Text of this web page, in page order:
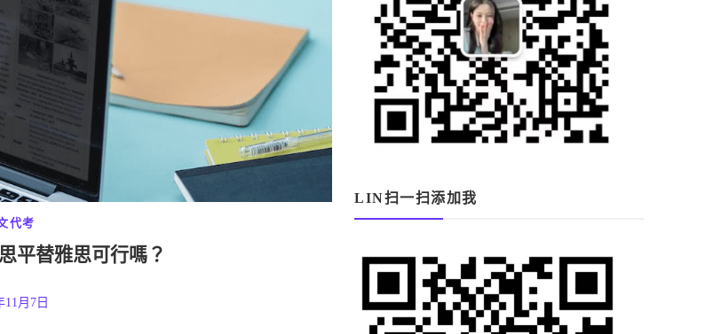
代考
平替雅思可行嗎？
11月7日
LIN扫一扫添加我